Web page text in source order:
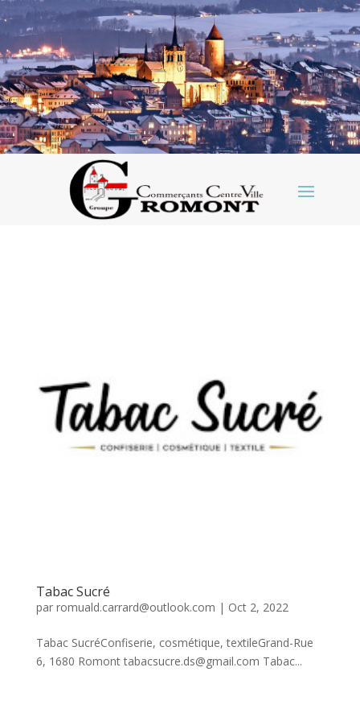
Tabac Sucré
par romuald.carrard@outlook.com | Oct 2, 2022
Tabac SucréConfiserie, cosmétique, textileGrand-Rue
6, 1680 Romont tabacsucre.ds@gmail.com Tabac...